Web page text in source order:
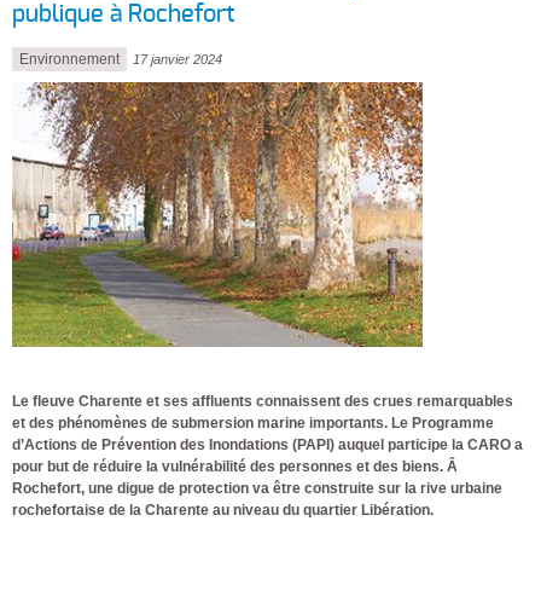
publique à Rochefort
Environnement 17 janvier 2024
Le fleuve Charente et ses affluents connaissent des crues remarquables
et des phénomènes de submersion marine importants. Le Programme
d’Actions de Prévention des Inondations (PAPI) auquel participe la CARO a
pour but de réduire la vulnérabilité des personnes et des biens. Â
Rochefort, une digue de protection va être construite sur la rive urbaine
rochefortaise de la Charente au niveau du quartier Libération.